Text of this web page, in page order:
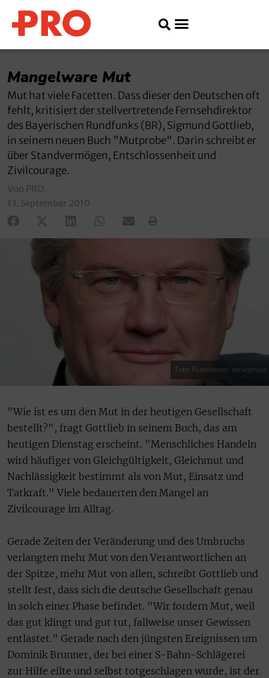
Mangelware Mut
Mut hat viele Facetten. Dass dieser den Deutschen oft
fehlt, kritisiert der stellvertretende Fernsehdirektor
des Bayerischen Rundfunks (BR), Sigmund Gottlieb,
in seinem neuen Buch "Mutprobe". Darin schreibt er
über Standvermögen, Entschlossenheit und
Zivilcourage.
Von PRO
13. September 2010
Foto: Rosenheimer Verlagshaus
"Wie ist es um den Mut in der heutigen Gesellschaft
bestellt?", fragt Gottlieb in seinem Buch, das am
heutigen Dienstag erscheint. "Menschliches Handeln
wird häufiger von Gleichgültigkeit, Gleichmut und
Nachlässigkeit bestimmt als von Mut, Einsatz und
Tatkraft." Viele bedauerten den Mangel an
Zivilcourage im Alltag.
Gerade Zeiten der Veränderung und des Umbruchs
verlangten mehr Mut von den Verantwortlichen an
der Spitze, mehr Mut von allen, schreibt Gottlieb und
stellt fest, dass sich die deutsche Gesellschaft genau
in solch einer Phase befindet. "Wir fordern Mut, weil
das gut klingt und gut tut, fallweise unser Gewissen
entlastet." Gerade nach den jüngsten Ereignissen um
Dominik Brunner, der bei einer S-Bahn-Schlägerei
zur Hilfe eilte und selbst totgeschlagen wurde, ist der